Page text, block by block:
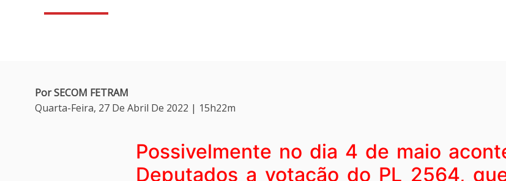
Por SECOM FETRAM
Quarta-Feira, 27 De Abril De 2022 | 15h22m
Possivelmente no dia 4 de maio
Deputados a votação do PL 2564,